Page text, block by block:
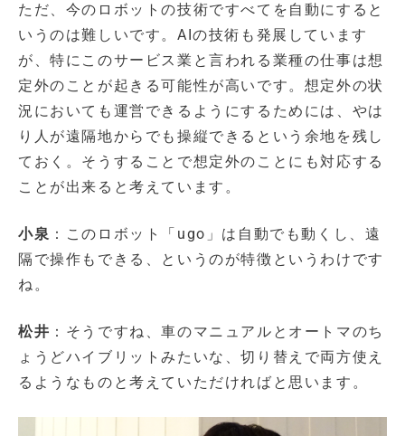
ただ、今のロボットの技術ですべてを自動にすると
いうのは難しいです。AIの技術も発展しています
が、特にこのサービス業と言われる業種の仕事は想
定外のことが起きる可能性が高いです。想定外の状
況においても運営できるようにするためには、やは
り人が遠隔地からでも操縦できるという余地を残し
ておく。そうすることで想定外のことにも対応する
ことが出来ると考えています。
小泉 ：このロボット「ugo」は自動でも動くし、遠
隔で操作もできる、というのが特徴というわけです
ね。
松井 ：そうですね、車のマニュアルとオートマのち
ょうどハイブリットみたいな、切り替えで両方使え
るようなものと考えていただければと思います。